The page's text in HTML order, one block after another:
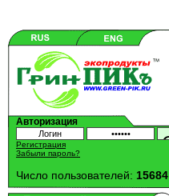
Авторизация
Регистрация
Забыли пароль?
Число пользователей: 15684